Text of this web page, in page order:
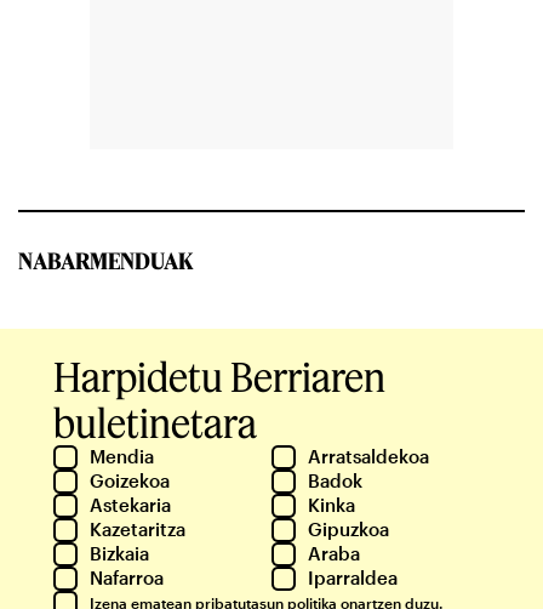
NABARMENDUAK
Harpidetu Berriaren
buletinetara
Mendia
Arratsaldekoa
Goizekoa
Badok
Astekaria
Kinka
Kazetaritza
Gipuzkoa
Bizkaia
Araba
Nafarroa
Iparraldea
Izena ematean pribatutasun politika onartzen duzu.